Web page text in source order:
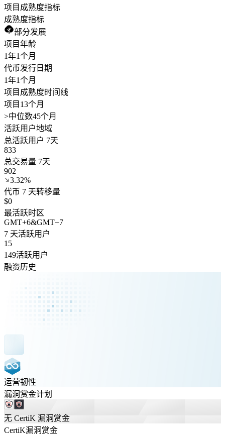
项目成熟度指标
成熟度指标
部分发展
项目年龄
1年1个月
代币发行日期
1年1个月
项目成熟度时间线
项目13个月
>中位数45个月
活跃用户地域
总活跃用户 7天
833
总交易量 7天
902
3.32%
代币 7 天转移量
$0
最活跃时区
GMT+6&GMT+7
7 天活跃用户
15
149活跃用户
融资历史
运营韧性
漏洞赏金计划
无 CertiK 漏洞赏金
CertiK漏洞赏金